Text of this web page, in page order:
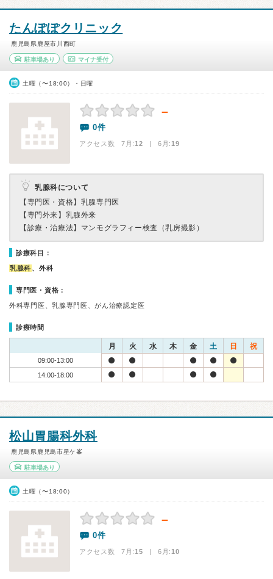
たんぽぽクリニック
鹿児島県鹿屋市川西町
駐車場あり マイナ受付
土曜（〜18:00）・日曜
－
0件
アクセス数 7月:12 | 6月:19
乳腺科について
【専門医・資格】 乳腺専門医
【専門外来】 乳腺外来
【診療・治療法】 マンモグラフィー検査（乳房撮影）
診療科目：
乳腺科 、外科
専門医・資格：
外科専門医、乳腺専門医、がん治療認定医
診療時間
月 火 水 木 金 土 日 祝
09:00-13:00
14:00-18:00
松山胃腸科外科
鹿児島県鹿児島市星ケ峯
駐車場あり
土曜（〜18:00）
－
0件
アクセス数 7月:15 | 6月:10